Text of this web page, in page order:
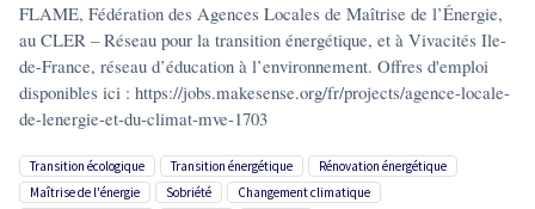
FLAME, Fédération des Agences Locales de Maîtrise de l’Énergie,
au CLER – Réseau pour la transition énergétique, et à Vivacités Ile-
de-France, réseau d’éducation à l’environnement. Offres d'emploi
disponibles ici : https://jobs.makesense.org/fr/projects/agence-locale-
de-lenergie-et-du-climat-mve-1703
transition écologique transition énergétique
rénovation énergétique
maîtrise de l'énergie
sobriété changement climatique